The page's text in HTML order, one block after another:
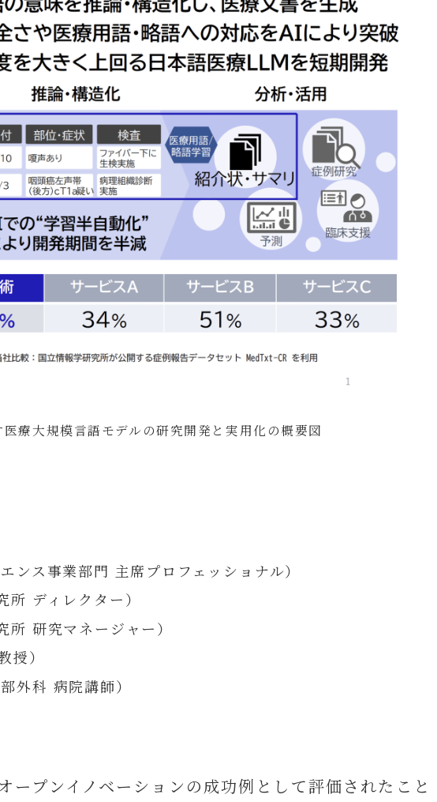
療大規模言語モデルの研究開発と実用化の概要図
ンス事業部門 主席プロフェッショナル）
ディレクター）
研究マネージャー）
授）
外科 病院講師）
ープンイノベーションの成功例として評価されたこと